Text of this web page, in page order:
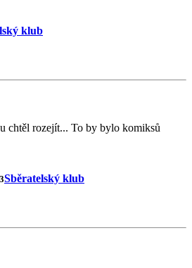
klub
chtěl rozejít... To by bylo komiksů
Sběratelský klub